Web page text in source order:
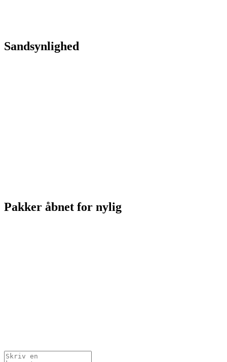
Sandsynlighed
Pakker åbnet for nylig